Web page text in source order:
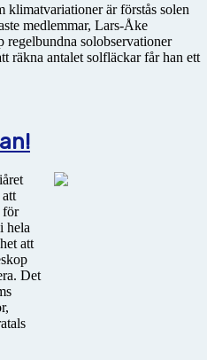
klimatvariationer är förstås solen
medlemmar, Lars-Åke
regelbundna solobservationer
räkna antalet solfläckar får han ett
för
hela
att
Det